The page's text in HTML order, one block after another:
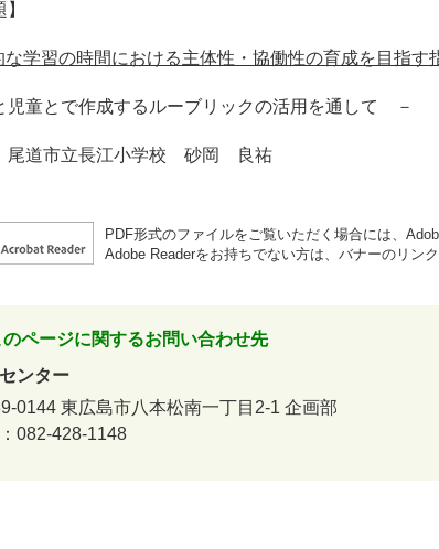
な学習の時間における主体性・協働性の育成を目指
童とで作成するルーブリックの活用を通して －
尾道市立長江小学校 砂岡 良祐
PDF形式のファイルをご覧いただく場合には、
Adobe Readerをお持ちでない方は、バナーのリン
のページに関するお問い合わせ先
ンター
0144 東広島市八本松南一丁目2-1 企画部
082-428-1148